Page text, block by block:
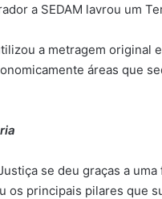
a SEDAM lavrou um
a metragem original
áreas que
se deu graças a
os principais pilares que